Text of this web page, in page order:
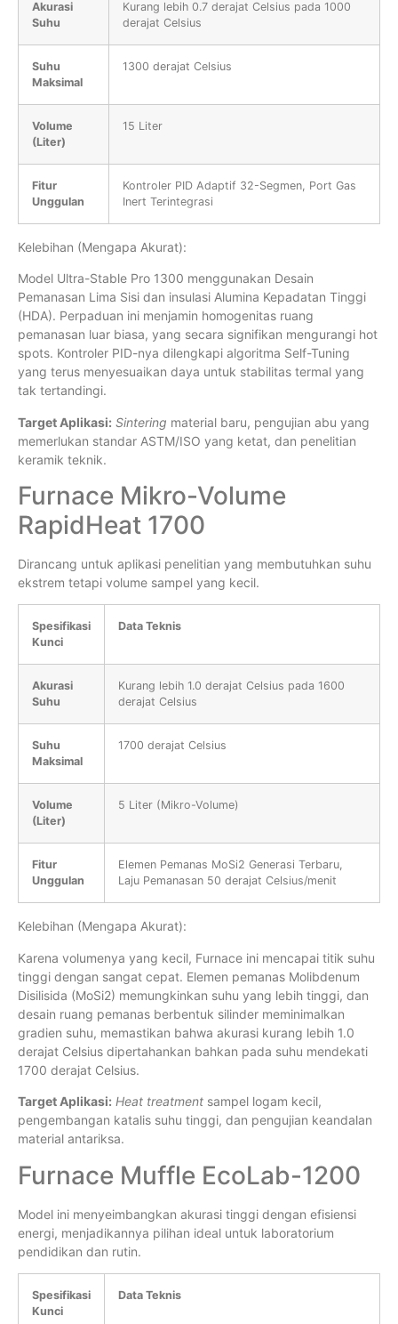
Akurasi
Suhu
Kurang lebih 0.7 derajat Celsius pada 1000
derajat Celsius
Suhu
Maksimal
1300 derajat Celsius
Volume
(Liter)
15 Liter
Fitur
Unggulan
Kontroler PID Adaptif 32-Segmen, Port Gas
Inert Terintegrasi
Kelebihan (Mengapa Akurat):
Model Ultra-Stable Pro 1300 menggunakan Desain
Pemanasan Lima Sisi dan insulasi Alumina Kepadatan Tinggi
(HDA). Perpaduan ini menjamin homogenitas ruang
pemanasan luar biasa, yang secara signifikan mengurangi hot
spots. Kontroler PID-nya dilengkapi algoritma Self-Tuning
yang terus menyesuaikan daya untuk stabilitas termal yang
tak tertandingi.
Target Aplikasi: Sintering material baru, pengujian abu yang
memerlukan standar ASTM/ISO yang ketat, dan penelitian
keramik teknik.
Furnace Mikro-Volume
RapidHeat 1700
Dirancang untuk aplikasi penelitian yang membutuhkan suhu
ekstrem tetapi volume sampel yang kecil.
Spesifikasi
Kunci
Data Teknis
Akurasi
Suhu
Kurang lebih 1.0 derajat Celsius pada 1600
derajat Celsius
Suhu
Maksimal
1700 derajat Celsius
Volume
(Liter)
5 Liter (Mikro-Volume)
Fitur
Unggulan
Elemen Pemanas MoSi2 Generasi Terbaru,
Laju Pemanasan 50 derajat Celsius/menit
Kelebihan (Mengapa Akurat):
Karena volumenya yang kecil, Furnace ini mencapai titik suhu
tinggi dengan sangat cepat. Elemen pemanas Molibdenum
Disilisida (MoSi2) memungkinkan suhu yang lebih tinggi, dan
desain ruang pemanas berbentuk silinder meminimalkan
gradien suhu, memastikan bahwa akurasi kurang lebih 1.0
derajat Celsius dipertahankan bahkan pada suhu mendekati
1700 derajat Celsius.
Target Aplikasi: Heat treatment sampel logam kecil,
pengembangan katalis suhu tinggi, dan pengujian keandalan
material antariksa.
Furnace Muffle EcoLab-1200
Model ini menyeimbangkan akurasi tinggi dengan efisiensi
energi, menjadikannya pilihan ideal untuk laboratorium
pendidikan dan rutin.
Spesifikasi
Kunci
Data Teknis